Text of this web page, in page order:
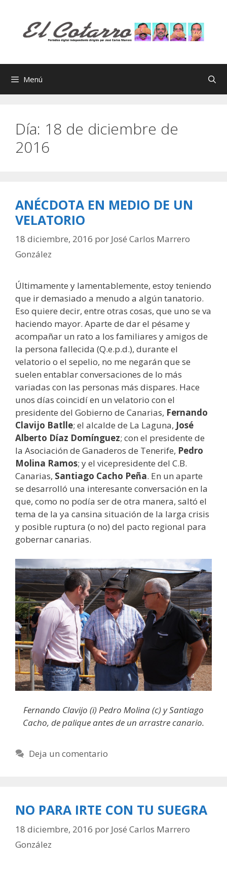
contenido
Menú
Día: 18 de diciembre de
2016
ANÉCDOTA EN MEDIO DE UN
VELATORIO
18 diciembre, 2016 por José Carlos Marrero
González
Últimamente y lamentablemente, estoy teniendo
que ir demasiado a menudo a algún tanatorio.
Eso quiere decir, entre otras cosas, que uno se va
haciendo mayor. Aparte de dar el pésame y
acompañar un rato a los familiares y amigos de
la persona fallecida (Q.e.p.d.), durante el
velatorio o el sepelio, no me negarán que se
suelen entablar conversaciones de lo más
variadas con las personas más dispares. Hace
unos días coincidí en un velatorio con el
presidente del Gobierno de Canarias, Fernando
Clavijo Batlle; el alcalde de La Laguna, José
Alberto Díaz Domínguez; con el presidente de
la Asociación de Ganaderos de Tenerife, Pedro
Molina Ramos; y el vicepresidente del C.B.
Canarias, Santiago Cacho Peña. En un aparte
se desarrolló una interesante conversación en la
que, como no podía ser de otra manera, saltó el
tema de la ya cansina situación de la larga crisis
y posible ruptura (o no) del pacto regional para
gobernar canarias.
Fernando Clavijo (i) Pedro Molina (c) y Santiago
Cacho, de palique antes de un arrastre canario.
Deja un comentario
NO PARA IRTE CON TU SUEGRA
18 diciembre, 2016 por José Carlos Marrero
González